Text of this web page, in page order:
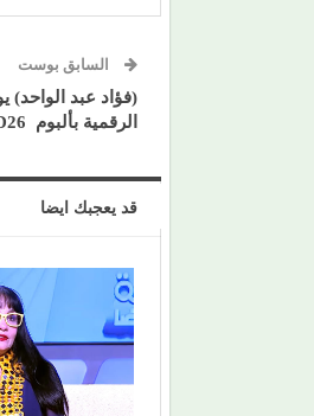
السابق بوست
(فؤاد عبد
الرقمية بألبوم FOUAD26
قد يعجبك ايضا